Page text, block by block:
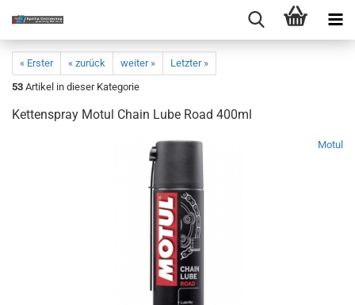
« Erster « zurück weiter »
Letzter »
53 Artikel in dieser Kategorie
Kettenspray Motul Chain Lube Road 400ml
Motul